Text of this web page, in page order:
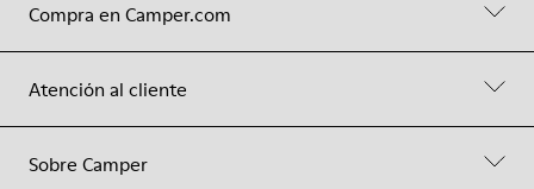
Compra en Camper.com
Atención al cliente
Sobre Camper